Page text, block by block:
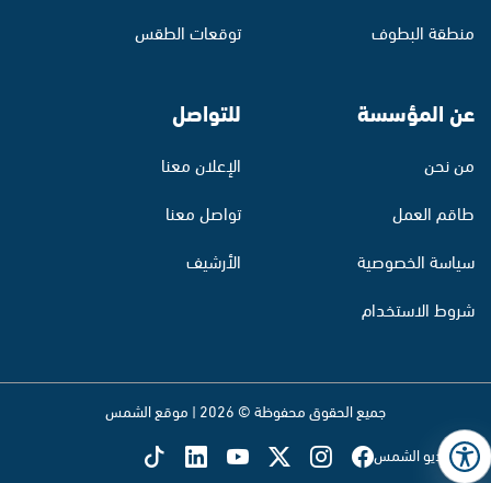
منطقة البطوف
توقعات الطقس
عن المؤسسة
من نحن
طاقم العمل
سياسة الخصوصية
شروط الاستخدام
للتواصل
الإعلان معنا
تواصل معنا
الأرشيف
جميع الحقوق محفوظة © 2026 | موقع الشمس
تابع راديو الشمس